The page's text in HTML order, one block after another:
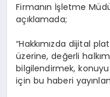
Firmanın İşletme
açıklamada;
“Hakkımızda dijital
üzerine, değerli
bilgilendirmek,
için bu haberi